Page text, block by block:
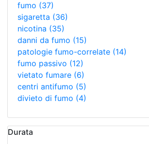
fumo (37)
sigaretta (36)
nicotina (35)
danni da fumo (15)
patologie fumo-correlate (14)
fumo passivo (12)
vietato fumare (6)
centri antifumo (5)
divieto di fumo (4)
Durata